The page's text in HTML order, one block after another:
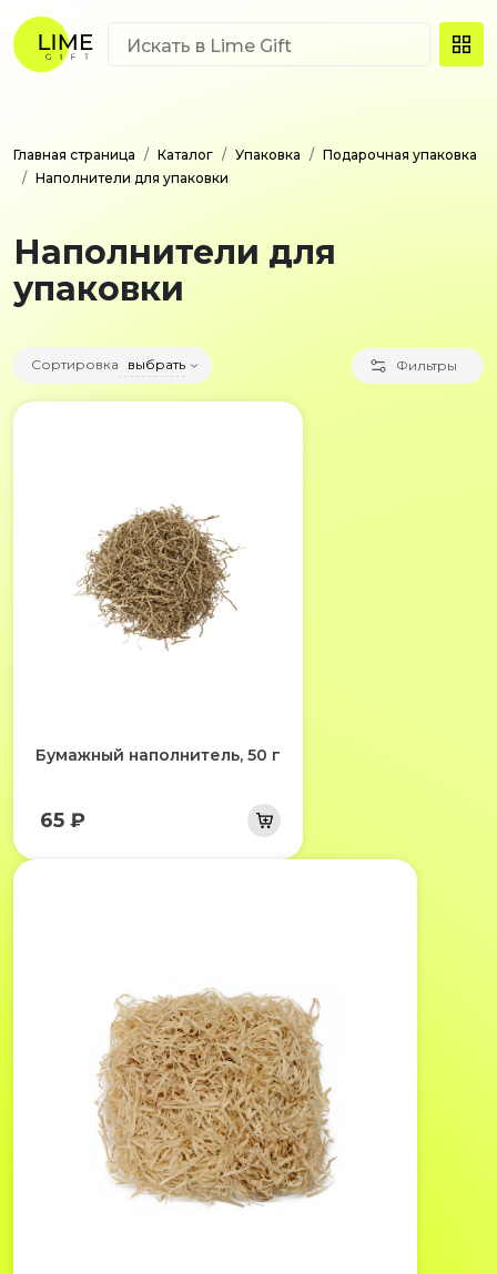
Главная страница Каталог Упаковка
Подарочная упаковка
Наполнители для упаковки
Наполнители для
упаковки
Сортировка выбрать Фильтры
Бумажный наполнитель, 50 г
65 ₽